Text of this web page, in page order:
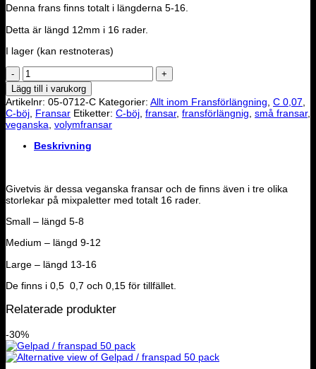
Denna frans finns totalt i längderna 5-16.
Detta är längd 12mm i 16 rader.
I lager (kan restnoteras)
0.07
C-
böj
volymfransar
-
12
Lägg till i varukorg
Artikelnr: 05-0712-C Kategorier: Allt inom Fransförlängning C 0,07
C-böj Fransar Etiketter: C-böj fransar, fransförlängnig små fransar,
veganska volymfransar
Beskrivning
Givetvis är dessa veganska fransar och de finns även i tre olika
storlekar på mixpaletter med totalt 16 rader.
Small – längd 5-8
Medium – längd 9-12
Large – längd 13-16
De finns i 0,5 0,7 och 0,15 för tillfället.
Relaterade produkter
-30%